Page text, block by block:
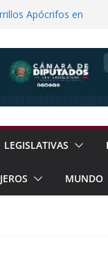
Apócrifos en
Arte Escénico a 13
en la Vida
LEGISLATIVAS
MUNDO